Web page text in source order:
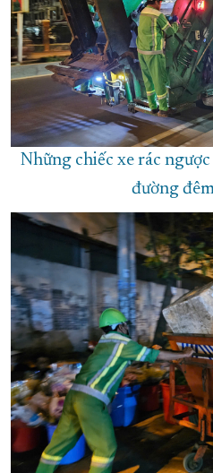
Những chiếc xe rác
đường